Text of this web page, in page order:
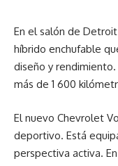
En el salón de
híbrido enchufable
diseño y
más de 1 600
El nuevo Chevrolet
deportivo. Está
perspectiva activa.